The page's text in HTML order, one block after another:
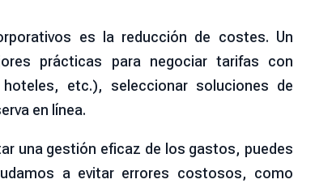
es la reducción de costes. Un
prácticas para negociar tarifas con
etc.), seleccionar soluciones de
en línea.
una gestión eficaz de los gastos, puedes
a evitar errores costosos, como